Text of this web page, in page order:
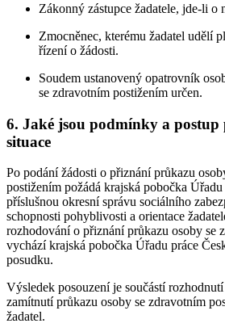
Zákonný zástupce žadatele, jde-li o
Zmocněnec, kterému žadatel udělí
řízení o žádosti.
Soudem ustanovený opatrovník
se zdravotním postižením určen.
6. Jaké jsou podmínky a postup
situace
Po podání žádosti o přiznání průkazu
postižením požádá krajská pobočka
příslušnou okresní správu sociálního
schopnosti pohyblivosti a orientace
rozhodování o přiznání průkazu osoby se
vychází krajská pobočka Úřadu práce
posudku.
Výsledek posouzení je součástí
zamítnutí průkazu osoby se zdravotním
žadatel.